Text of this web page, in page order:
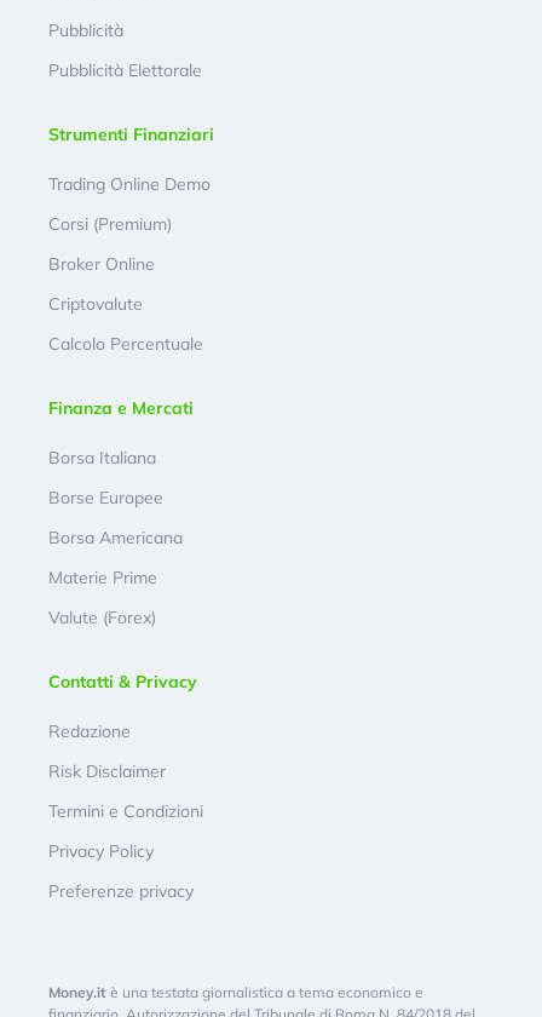
Pubblicità
Pubblicità Elettorale
Strumenti Finanziari
Trading Online Demo
Corsi (Premium)
Broker Online
Criptovalute
Calcolo Percentuale
Finanza e Mercati
Borsa Italiana
Borse Europee
Borsa Americana
Materie Prime
Valute (Forex)
Contatti & Privacy
Redazione
Risk Disclaimer
Termini e Condizioni
Privacy Policy
Preferenze privacy
Money.it è una testata giornalistica a tema economico e